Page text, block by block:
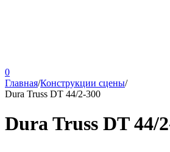
0
Главная/Конструкции сцены/
Dura Truss DT 44/2-300
Dura Truss DT 44/